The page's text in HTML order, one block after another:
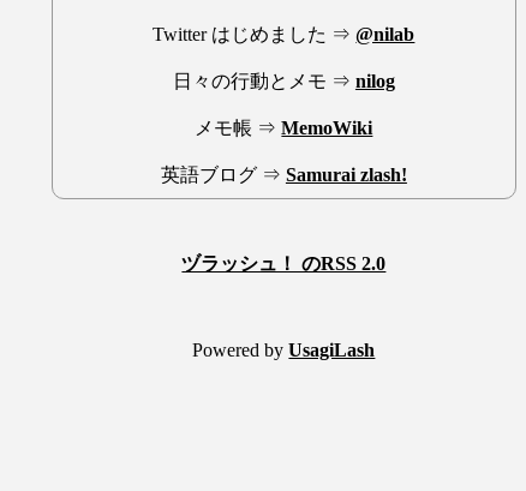
Twitter はじめました ⇒@nilab
日々の行動とメモ ⇒ nilog
メモ帳 ⇒MemoWiki
英語ブログ ⇒ Samurai zlash!
ヅラッシュ！ のRSS 2.0
Powered byUsagiLash